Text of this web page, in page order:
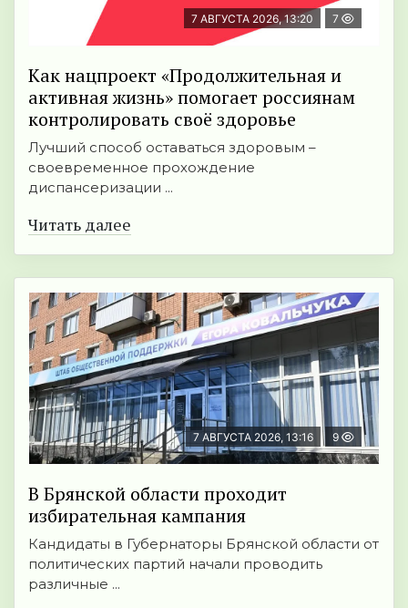
7 АВГУСТА 2026, 13:20 7
Как нацпроект «Продолжительная и
активная жизнь» помогает россиянам
контролировать своё здоровье
Лучший способ оставаться здоровым –
своевременное прохождение
диспансеризации ...
Читать далее
7 АВГУСТА 2026, 13:16 9
В Брянской области проходит
избирательная кампания
Кандидаты в Губернаторы Брянской области от
политических партий начали проводить
различные ...